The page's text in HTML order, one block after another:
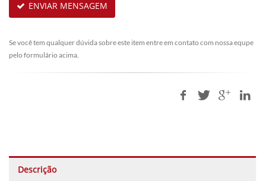
ENVIAR MENSAGEM
Se você tem qualquer dúvida sobre este item entre em contato com nossa equpe
pelo formulário acima.
Descrição